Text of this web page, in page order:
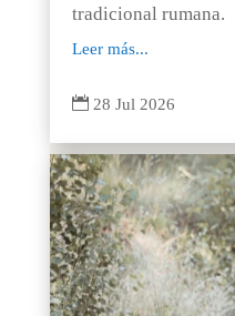
tradicional rumana.
Leer más...
 28 Jul 2026